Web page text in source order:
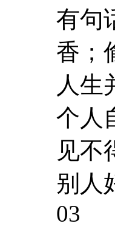
有句
香；
人生
个人
见不
别人
03